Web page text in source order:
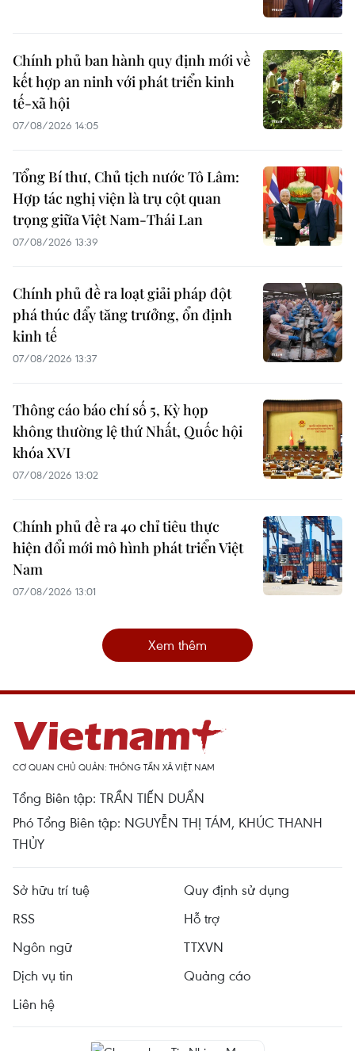
Chính phủ ban hành quy định mới về
kết hợp an ninh với phát triển kinh
tế-xã hội
07/08/2026 14:05
Tổng Bí thư, Chủ tịch nước Tô Lâm:
Hợp tác nghị viện là trụ cột quan
trọng giữa Việt Nam-Thái Lan
07/08/2026 13:39
Chính phủ đề ra loạt giải pháp đột
phá thúc đẩy tăng trưởng, ổn định
kinh tế
07/08/2026 13:37
Thông cáo báo chí số 5, Kỳ họp
không thường lệ thứ Nhất, Quốc hội
khóa XVI
07/08/2026 13:02
Chính phủ đề ra 40 chỉ tiêu thực
hiện đổi mới mô hình phát triển Việt
Nam
07/08/2026 13:01
Xem thêm
CƠ QUAN CHỦ QUẢN: THÔNG TẤN XÃ VIỆT NAM
Tổng Biên tập: TRẦN TIẾN DUẨN
Phó Tổng Biên tập: NGUYỄN THỊ TÁM, KHÚC THANH
THỦY
Sở hữu trí tuệ
Quy định sử dụng
RSS
Hỗ trợ
Ngôn ngữ
TTXVN
Dịch vụ tin
Quảng cáo
Liên hệ